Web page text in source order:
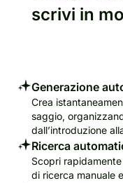
scrivi in
Generazione
Crea
saggio,
dall’introduzione
Ricerca
Scopri
di ricerca manuale